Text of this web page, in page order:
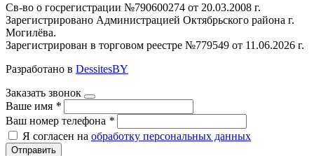
Св-во о госрегистрации №790600274 от 20.03.2008 г.
Зарегистрировано Администрацией Октябрьского района г.
Могилёва.
Зарегистрирован в торговом реестре №779549 от 11.06.2026 г.
Разработано в DessitesBY
Заказать звонок
Ваше имя *
Ваш номер телефона *
Я согласен на обработку персональных данных
Отправить